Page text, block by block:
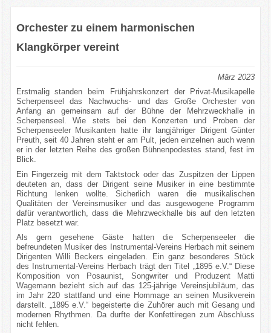
Orchester zu einem harmonischen
Klangkörper vereint
März 2023
Erstmalig standen beim Frühjahrskonzert der Privat-Musikapelle
Scherpenseel das Nachwuchs- und das Große Orchester von
Anfang an gemeinsam auf der Bühne der Mehrzweckhalle in
Scherpenseel. Wie stets bei den Konzerten und Proben der
Scherpenseeler Musikanten hatte ihr langjähriger Dirigent Günter
Preuth, seit 40 Jahren steht er am Pult, jeden einzelnen auch wenn
er in der letzten Reihe des großen Bühnenpodestes stand, fest im
Blick.
Ein Fingerzeig mit dem Taktstock oder das Zuspitzen der Lippen
deuteten an, dass der Dirigent seine Musiker in eine bestimmte
Richtung lenken wollte. Sicherlich waren die musikalischen
Qualitäten der Vereinsmusiker und das ausgewogene Programm
dafür verantwortlich, dass die Mehrzweckhalle bis auf den letzten
Platz besetzt war.
Als gern gesehene Gäste hatten die Scherpenseeler die
befreundeten Musiker des Instrumental-Vereins Herbach mit seinem
Dirigenten Willi Beckers eingeladen. Ein ganz besonderes Stück
des Instrumental-Vereins Herbach trägt den Titel „1895 e.V.“ Diese
Komposition von Posaunist, Songwriter und Produzent Matti
Wagemann bezieht sich auf das 125-jährige Vereinsjubiläum, das
im Jahr 220 stattfand und eine Hommage an seinen Musikverein
darstellt. „1895 e.V.“ begeisterte die Zuhörer auch mit Gesang und
modernen Rhythmen. Da durfte der Konfettiregen zum Abschluss
nicht fehlen.